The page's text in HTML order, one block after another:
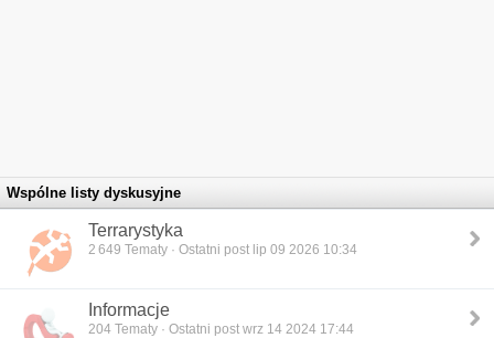
Wspólne listy dyskusyjne
Terrarystyka
2 649 Tematy · Ostatni post lip 09 2026 10:34
Informacje
204 Tematy · Ostatni post wrz 14 2024 17:44